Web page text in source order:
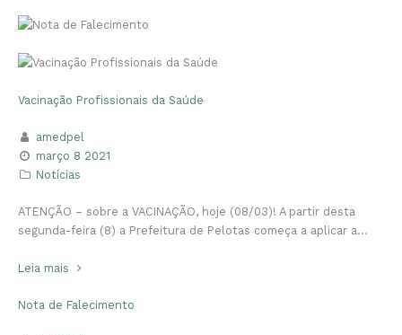
Vacinação Profissionais da Saúde
amedpel
março 8 2021
Notícias
ATENÇÃO – sobre a VACINAÇÃO, hoje (08/03)! A partir desta
segunda-feira (8) a Prefeitura de Pelotas começa a aplicar a…
Leia mais
Nota de Falecimento